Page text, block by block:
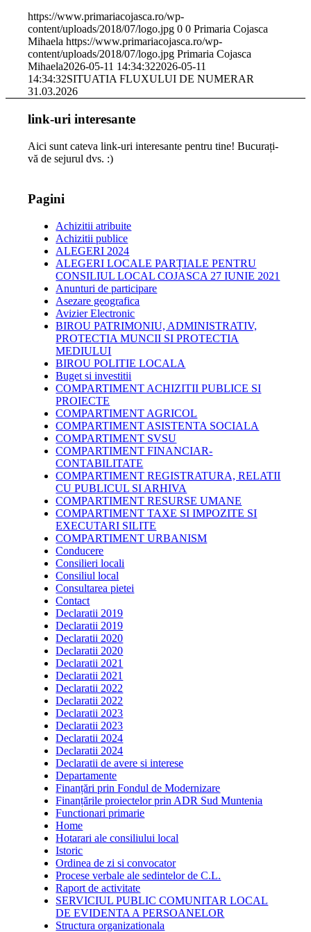
https://www.primariacojasca.ro/wp-
content/uploads/2018/07/logo.jpg 0 0 Primaria Cojasca
Mihaela https://www.primariacojasca.ro/wp-
content/uploads/2018/07/logo.jpg Primaria Cojasca
Mihaela2026-05-11 14:34:322026-05-11
14:34:32SITUATIA FLUXULUI DE NUMERAR
31.03.2026
link-uri interesante
Aici sunt cateva link-uri interesante pentru tine! Bucurați-
vă de sejurul dvs. :)
Pagini
Achizitii atribuite
Achizitii publice
ALEGERI 2024
ALEGERI LOCALE PARȚIALE PENTRU
CONSILIUL LOCAL COJASCA 27 IUNIE 2021
Anunturi de participare
Asezare geografica
Avizier Electronic
BIROU PATRIMONIU, ADMINISTRATIV,
PROTECTIA MUNCII SI PROTECTIA
MEDIULUI
BIROU POLITIE LOCALA
Buget si investitii
COMPARTIMENT ACHIZITII PUBLICE SI
PROIECTE
COMPARTIMENT AGRICOL
COMPARTIMENT ASISTENTA SOCIALA
COMPARTIMENT SVSU
COMPARTIMENT FINANCIAR-
CONTABILITATE
COMPARTIMENT REGISTRATURA, RELATII
CU PUBLICUL SI ARHIVA
COMPARTIMENT RESURSE UMANE
COMPARTIMENT TAXE SI IMPOZITE SI
EXECUTARI SILITE
COMPARTIMENT URBANISM
Conducere
Consilieri locali
Consiliul local
Consultarea pietei
Contact
Declaratii 2019
Declaratii 2019
Declaratii 2020
Declaratii 2020
Declaratii 2021
Declaratii 2021
Declaratii 2022
Declaratii 2022
Declaratii 2023
Declaratii 2023
Declaratii 2024
Declaratii 2024
Declaratii de avere si interese
Departamente
Finanțări prin Fondul de Modernizare
Finanțările proiectelor prin ADR Sud Muntenia
Functionari primarie
Home
Hotarari ale consiliului local
Istoric
Ordinea de zi si convocator
Procese verbale ale sedintelor de C.L.
Raport de activitate
SERVICIUL PUBLIC COMUNITAR LOCAL
DE EVIDENTA A PERSOANELOR
Structura organizationala